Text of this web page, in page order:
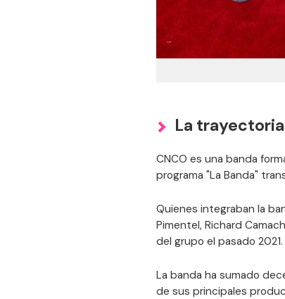
La
CNCO es una banda
programa "La Banda"
Quienes integraban la
Pimentel, Richard
del grupo el pasado 2021.
La banda ha sumado
de sus principales